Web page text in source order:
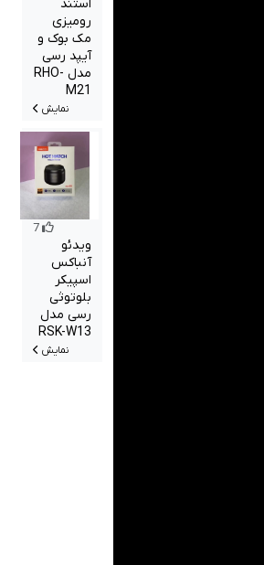
استند
رومیزی
مک بوک و
آیپد رسی
مدل RHO-
M21
نمایش
7
ویدئو
آنباکس
اسپیکر
بلوتوثی
رسی مدل
RSK-W13
نمایش